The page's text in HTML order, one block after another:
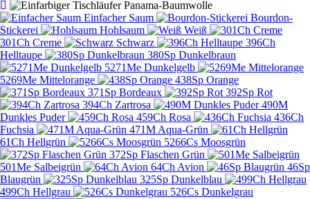
Einfacher Saum
Bourdon-
Stickerei
Hohlsaum
Weiß
301Ch Creme
Schwarz
396Ch
Helltaupe
380Sp Dunkelbraun
5271Me Dunkelgelb
5269Me Mittelorange
438Sp Orange
371Sp Bordeaux
392Sp Rot
394Ch Zartrosa
490M
Dunkles Puder
459Ch Rosa
436Ch
Fuchsia
471M Aqua-Grün
61Ch Hellgrün
5266Cs Moosgrün
372Sp Flaschen Grün
501Me Salbeigrün
64Ch Avion
46Sp
Blaugrün
325Sp Dunkelblau
499Ch Hellgrau
526Cs Dunkelgrau